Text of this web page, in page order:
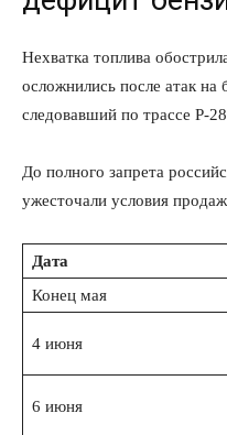
Нехватка топлива
осложнились после атак на
следовавший по трассе Р-
До полного запрета
ужесточали условия
Дата
Конец мая
4 июня
6 июня